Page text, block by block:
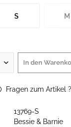
S M
In den
Fragen zum Artikel ?
13769-S
Bessie & Barnie